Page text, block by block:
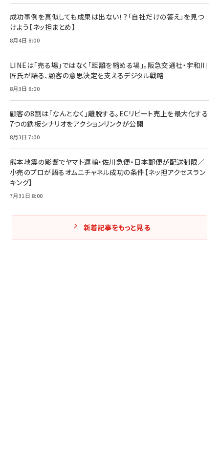
る時代の成長戦略
￥2,420
￥2,200
ママ投資家が育休中に１億貯めた株式投資
￥1,870
組織の成果を最大化する ルールのデザイン
￥1,980
Amazonランキングをもっと見る
成功事例を真似しても成果は出ない！？「自社だけの答え」を見つ
けよう【ネッ担まとめ】
8月4日 8:00
LINEは「売る場」ではなく「距離を縮める場」。阪急交通社・宇和川
匠氏が語る、顧客の意思決定を支えるデジタル戦略
8月3日 8:00
顧客の8割は「なんとなく」離脱する。ECリピート売上を最大化する
7つの鉄板シナリオをアクションリンクが公開
8月3日 7:00
熊本地震の影響でヤマト運輸・佐川急便・日本郵便が配送制限／
小売のプロが語るオムニチャネル成功の条件【ネッ担アクセスラン
キング】
7月31日 8:00
新着記事をもっと見る